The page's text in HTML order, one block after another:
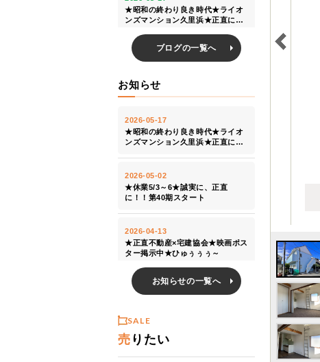
ブログの一覧へ
お知らせ
お知らせの一覧へ
SALE
売 りたい